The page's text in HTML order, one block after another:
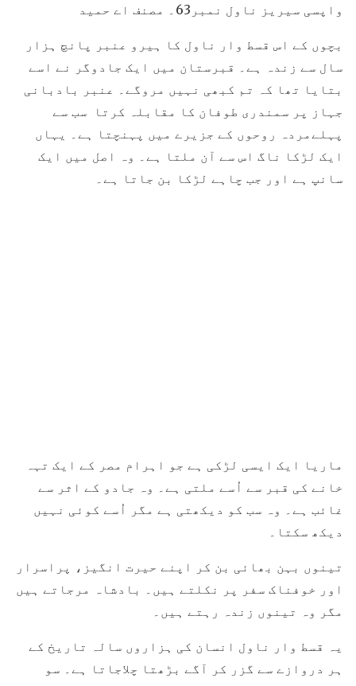
واپسی سیریز ناول نمبر63۔ مصنف اے حمید
بچوں کے اس قسط وار ناول کا ہیرو عنبر پانچ ہزار
سال سے زندہ ہے۔ قبرستان میں ایک جادوگر نے اسے
بتایا تھا کہ تم کبھی نہیں مروگے۔ عنبر بادبانی
جہاز پر سمندری طوفان کا مقابلہ کرتا سب سے
پہلےمردہ روحوں کے جزیرے میں پہنچتا ہے۔ یہاں
ایک لڑکا ناگ اس سے آن ملتا ہے۔ وہ اصل میں ایک
سانپ ہے اور جب چاہے لڑکا بن جاتا ہے۔
ماریا ایک ایسی لڑکی ہے جو اہرام مصر کے ایک تہہ
خانے کی قبر سے اُسے ملتی ہے۔ وہ جادو کے اثر سے
غائب ہے۔ وہ سب کو دیکھتی ہے مگر اُسے کوئی نہیں
دیکھ سکتا۔
تینوں بہن بھائی بن کر اپنے حیرت انگیز، پراسرار
اور خوفناک سفر پر نکلتے ہیں۔ بادشاہ مرجاتے ہیں
مگر وہ تینوں زندہ رہتے ہیں۔
یہ قسط وار ناول انسان کی ہزاروں سالہ تاریخ کے
ہر دروازے سے گزر کر آگے بڑھتا چلاجاتا ہے۔ سو